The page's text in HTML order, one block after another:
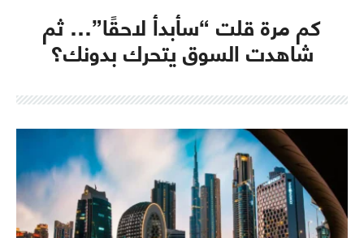
كم مرة قلت “سأبدأ لاحقًا”… ثم
شاهدت السوق يتحرك بدونك؟